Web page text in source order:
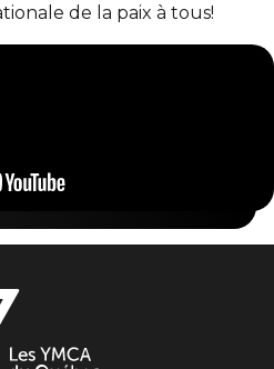
collectif
enfants
Royalde la paix à tous!